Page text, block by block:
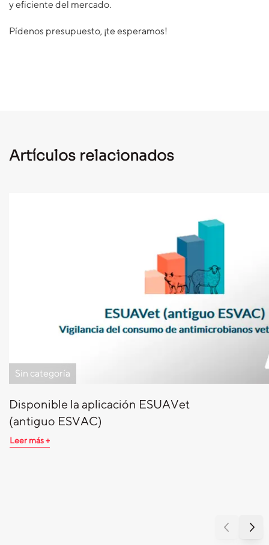
y eficiente del mercado.
Pídenos presupuesto, ¡te esperamos!
Artículos relacionados
Sin categoría
Disponible la aplicación ESUAVet
(antiguo ESVAC)
Leer más +